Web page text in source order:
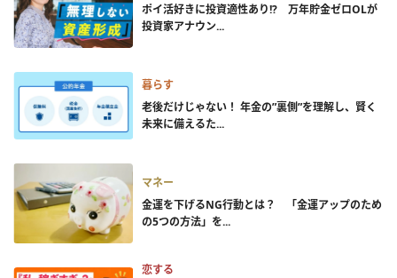
ポイ活好きに投資適性あり!? 万年貯金ゼロOLが
投資家アナウン...
暮らす
老後だけじゃない！ 年金の”裏側”を理解し、賢く
未来に備えるた...
マネー
金運を下げるNG行動とは？ 「金運アップのため
の5つの方法」を...
恋する